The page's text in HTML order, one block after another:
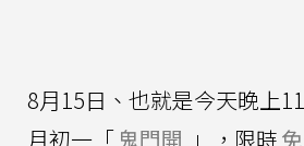
8月15日、也就是今天晚上
月初一「鬼門開 」，限時